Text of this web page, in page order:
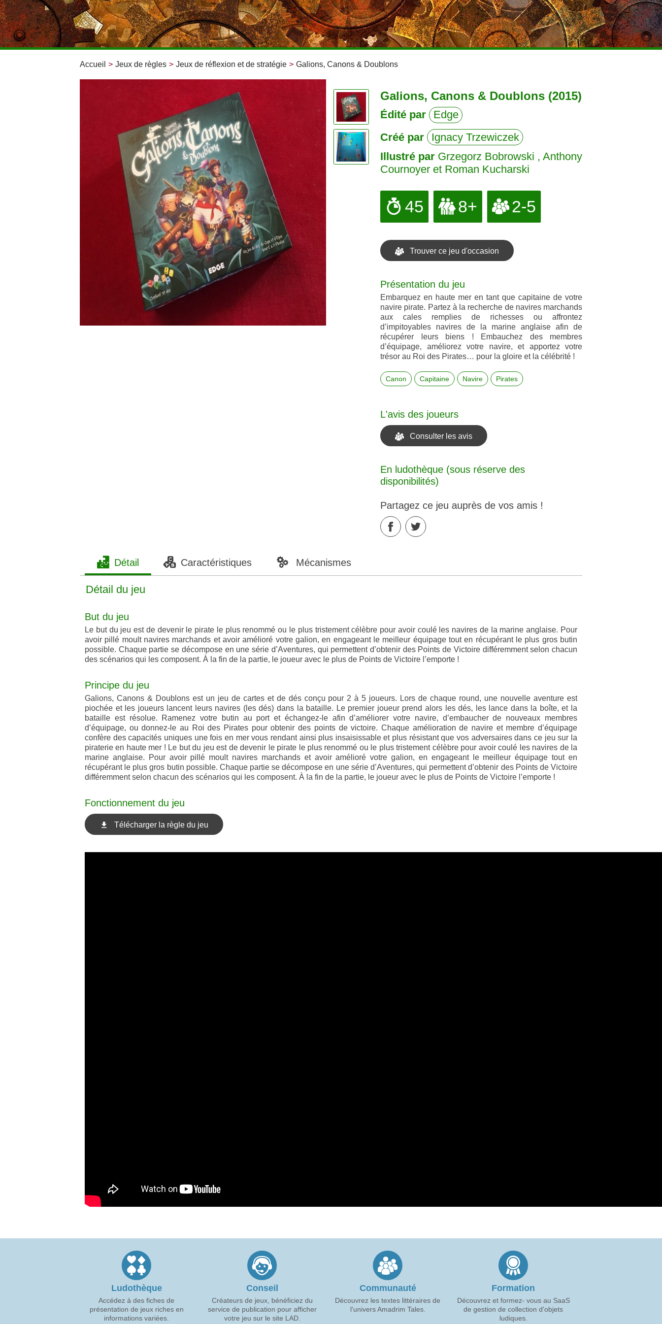
Accueil > Jeux de règles > Jeux de réflexion et de stratégie > Galions, Canons & Doublons
Galions, Canons & Doublons (2015)
Édité par
Edge
Créé par
Ignacy Trzewiczek
Illustré par Grzegorz Bobrowski , Anthony
Cournoyer et Roman Kucharski
45 8+ 2-5
Trouver ce jeu d'occasion
Présentation du jeu
Embarquez en haute mer en tant que capitaine de votre
navire pirate. Partez à la recherche de navires marchands
aux cales remplies de richesses ou affrontez
d’impitoyables navires de la marine anglaise afin de
récupérer leurs biens ! Embauchez des membres
d’équipage, améliorez votre navire, et apportez votre
trésor au Roi des Pirates… pour la gloire et la célébrité !
Canon Capitaine Navire Pirates
L'avis des joueurs
Consulter les avis
En ludothèque (sous réserve des
disponibilités)
Partagez ce jeu auprès de vos amis !
Détail Caractéristiques Mécanismes
Détail du jeu
But du jeu
Le but du jeu est de devenir le pirate le plus renommé ou le plus tristement célèbre pour avoir coulé les navires de la marine anglaise. Pour
avoir pillé moult navires marchands et avoir amélioré votre galion, en engageant le meilleur équipage tout en récupérant le plus gros butin
possible. Chaque partie se décompose en une série d’Aventures, qui permettent d’obtenir des Points de Victoire différemment selon chacun
des scénarios qui les composent. À la fin de la partie, le joueur avec le plus de Points de Victoire l’emporte !
Principe du jeu
Galions, Canons & Doublons est un jeu de cartes et de dés conçu pour 2 à 5 joueurs. Lors de chaque round, une nouvelle aventure est
piochée et les joueurs lancent leurs navires (les dés) dans la bataille. Le premier joueur prend alors les dés, les lance dans la boîte, et la
bataille est résolue. Ramenez votre butin au port et échangez-le afin d’améliorer votre navire, d’embaucher de nouveaux membres
d’équipage, ou donnez-le au Roi des Pirates pour obtenir des points de victoire. Chaque amélioration de navire et membre d’équipage
confère des capacités uniques une fois en mer vous rendant ainsi plus insaisissable et plus résistant que vos adversaires dans ce jeu sur la
piraterie en haute mer ! Le but du jeu est de devenir le pirate le plus renommé ou le plus tristement célèbre pour avoir coulé les navires de la
marine anglaise. Pour avoir pillé moult navires marchands et avoir amélioré votre galion, en engageant le meilleur équipage tout en
récupérant le plus gros butin possible. Chaque partie se décompose en une série d’Aventures, qui permettent d’obtenir des Points de Victoire
différemment selon chacun des scénarios qui les composent. À la fin de la partie, le joueur avec le plus de Points de Victoire l’emporte !
Fonctionnement du jeu
Télécharger la règle du jeu
Ludothèque
Accédez à des fiches de
présentation de jeux riches en
informations variées.
Conseil
Créateurs de jeux, bénéficiez du
service de publication pour afficher
votre jeu sur le site LAD.
Communauté
Découvrez les textes littéraires de
l'univers Amadrim Tales.
Formation
Découvrez et formez- vous au SaaS
de gestion de collection d'objets
ludiques.